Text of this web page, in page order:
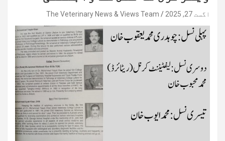
اگست 27, 2025 The Veterinary News & Views Team